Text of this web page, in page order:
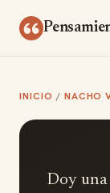
INICIO / NACHO
Doy una